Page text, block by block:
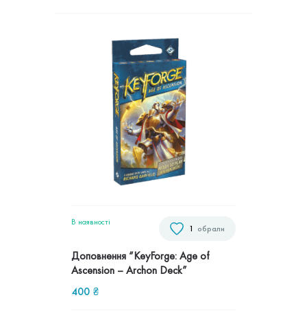
обрали
1
В наявностi
Доповнення “KeyForge: Age of
Ascension – Archon Deck”
400 ₴